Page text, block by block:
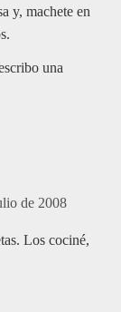
y, machete en
una
de 2008
Los cociné,